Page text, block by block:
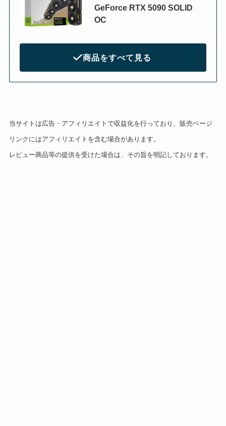
GeForce RTX 5090 SOLID
OC
商品をすべて見る
当サイトは広告・アフィリエイトで収益化を行っており、販売ページ
リンクにはアフィリエイトを含む場合があります。
レビュー商品等の提供を受けた場合は、その旨を明記しております。